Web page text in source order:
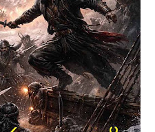
വിനോദ്
അഞ്ച്
കളില്‍ കേരളം
മലനാട്
അക്കാലത്തെ മലനാടിനെ